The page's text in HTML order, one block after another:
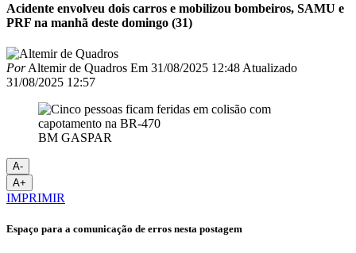
Acidente envolveu dois carros e mobilizou bombeiros, SAMU e
PRF na manhã deste domingo (31)
PorAltemir de Quadros Em 31/08/2025 12:48 Atualizado
31/08/2025 12:57
BM GASPAR
A-
A+
IMPRIMIR
Espaço para a comunicação de erros nesta postagem